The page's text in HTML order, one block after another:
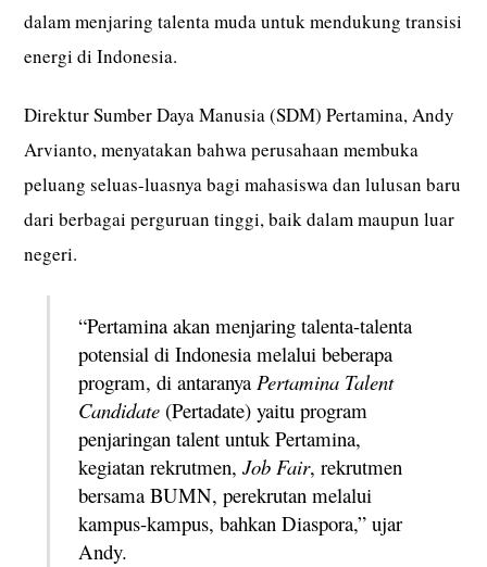
dalam menjaring talenta muda untuk mendukung transisi
energi di Indonesia.
Direktur Sumber Daya Manusia (SDM) Pertamina, Andy
Arvianto, menyatakan bahwa perusahaan membuka
peluang seluas-luasnya bagi mahasiswa dan lulusan baru
dari berbagai perguruan tinggi, baik dalam maupun luar
negeri.
“Pertamina akan menjaring talenta-talenta
potensial di Indonesia melalui beberapa
program, di antaranya Pertamina Talent
Candidate(Pertadate) yaitu program
penjaringan talent untuk Pertamina,
kegiatan rekrutmen, Job Fair, rekrutmen
bersama BUMN, perekrutan melalui
kampus-kampus, bahkan Diaspora,” ujar
Andy.